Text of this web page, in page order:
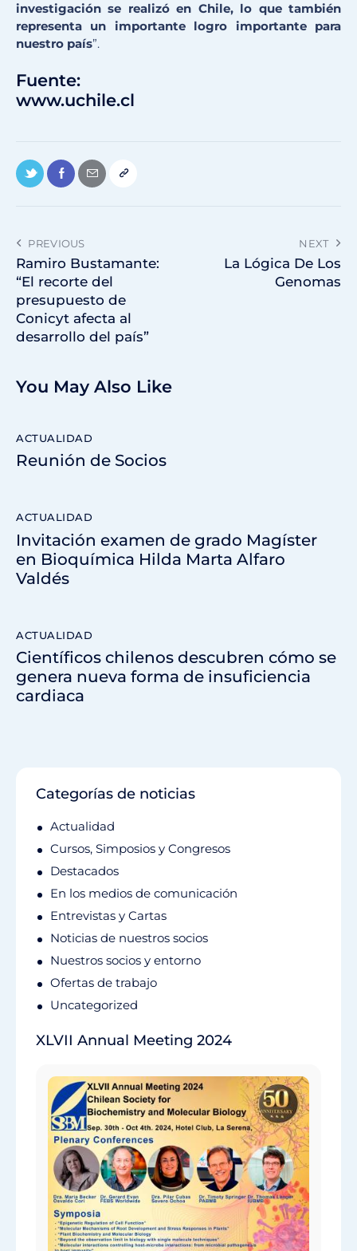
investigación se realizó en Chile, lo que también
representa un importante logro importante para
nuestro país”.
Fuente:
www.uchile.cl
PREVIOUS
Ramiro Bustamante:
“El recorte del
presupuesto de
Conicyt afecta al
desarrollo del país”
NEXT
La Lógica De Los
Genomas
You May Also Like
ACTUALIDAD
Reunión de Socios
ACTUALIDAD
Invitación examen de grado Magíster
en Bioquímica Hilda Marta Alfaro
Valdés
ACTUALIDAD
Científicos chilenos descubren cómo se
genera nueva forma de insuficiencia
cardiaca
Categorías de noticias
Actualidad
Cursos, Simposios y Congresos
Destacados
En los medios de comunicación
Entrevistas y Cartas
Noticias de nuestros socios
Nuestros socios y entorno
Ofertas de trabajo
Uncategorized
XLVII Annual Meeting 2024